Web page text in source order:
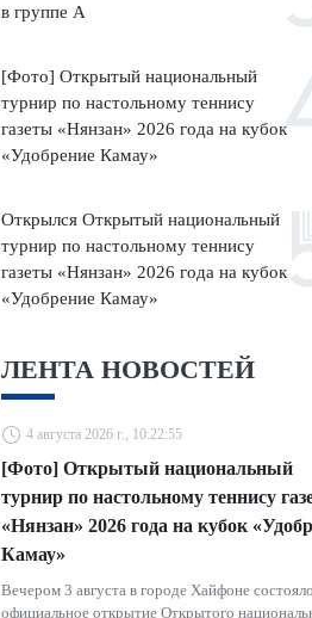
в группе A
[Фото] Открытый национальный
турнир по настольному теннису
газеты «Нянзан» 2026 года на кубок
«Удобрение Камау»
Открылся Открытый национальный
турнир по настольному теннису
газеты «Нянзан» 2026 года на кубок
«Удобрение Камау»
ЛЕНТА НОВОСТЕЙ
4 августа 2026 г., 10:22:55
[Фото] Открытый национальный
турнир по настольному теннису
«Нянзан» 2026 года на кубок
Камау»
Вечером 3 августа в городе Хайфоне
официальное открытие Открытого